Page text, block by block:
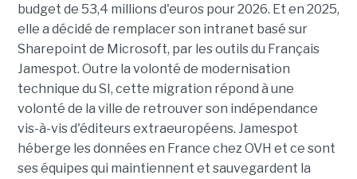
budget de 53,4 millions d'euros pour 2026. Et en 2025,
elle a décidé de remplacer son intranet basé sur
Sharepoint de Microsoft, par les outils du Français
Jamespot. Outre la volonté de modernisation
technique du SI, cette migration répond à une
volonté de la ville de retrouver son indépendance
vis-à-vis d'éditeurs extraeuropéens. Jamespot
héberge les données en France chez OVH et ce sont
ses équipes qui maintiennent et sauvegardent la